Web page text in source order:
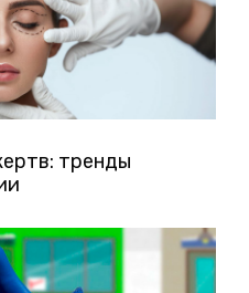
тренды